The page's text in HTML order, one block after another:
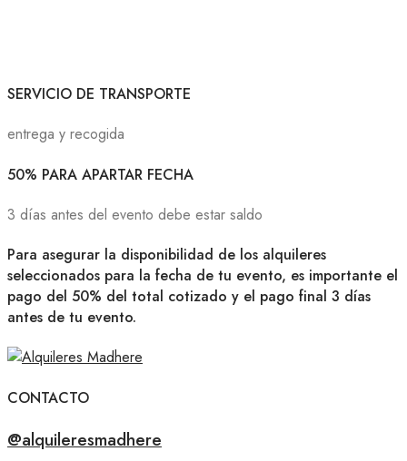
SERVICIO DE TRANSPORTE
entrega y recogida
50% PARA APARTAR FECHA
3 días antes del evento debe estar saldo
Para asegurar la disponibilidad de los alquileres
seleccionados para la fecha de tu evento, es importante el
pago del 50% del total cotizado y el pago final 3 días
antes de tu evento.
CONTACTO
@alquileresmadhere